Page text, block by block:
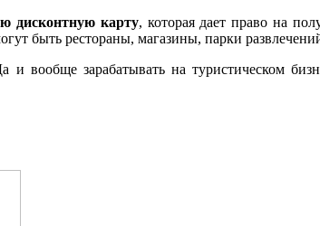
дисконтную карту, которая дает право на
быть рестораны, магазины, парки
и вообще зарабатывать на туристическом